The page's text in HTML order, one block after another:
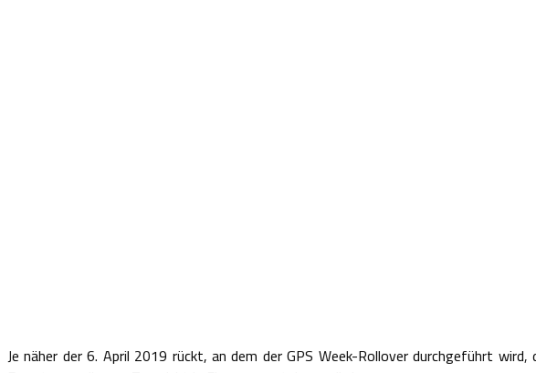
Je näher der 6. April 2019 rückt, an dem der GPS Week-Rollover durchgeführt